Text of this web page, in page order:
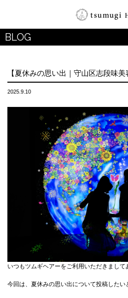
BLOG
【夏休みの思い出｜守山区志段味美
2025.9.10
いつもツムギヘアーをご利用いただきまして
今回は、夏休みの思い出について投稿したい